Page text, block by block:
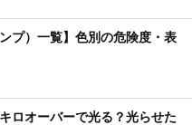
プ）一覧】色別の危険度・表
ロオーバーで光る？光らせた